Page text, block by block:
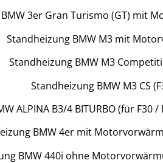
3er Gran Turismo (GT) mit
Standheizung BMW M3 mit
Standheizung BMW M3
Standheizung BMW M3 CS
ALPINA B3/4 BITURBO (für F30
BMW 4er mit
BMW 440i ohne